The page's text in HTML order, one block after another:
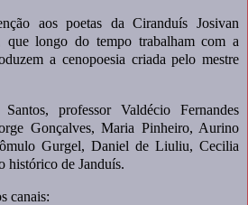
aos poetas da Ciranduís Josivan
que longo do tempo trabalham com a
a cenopoesia criada pelo mestre
professor Valdécio Fernandes
Gonçalves, Maria Pinheiro, Aurino
Gurgel, Daniel de Liuliu, Cecilia
histórico de Janduís.
canais: